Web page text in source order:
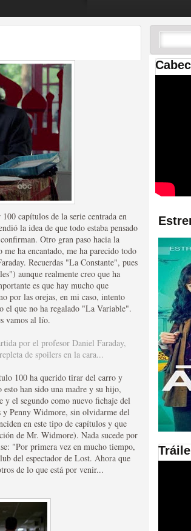
Game
SVOD
superará
capítulos de la serie centrada en
la idea de que todo estaba pensado
Otro gran paso hacia la
ha encantado, me ha parecido todo
Recuerdas "La Constante", pues
aunque realmente creo que ha
es que hay mucho que
por las orejas, en mi caso, intento
el que no ha regalado "La Variable".
vamos al lío.
por el profesor Daniel Faraday,
de spoilers en la cara...
100 ha querido tirar del carro y
han sido una madre y su hijo,
el segundo como nuevo fichaje del
y Penny Widmore, sin olvidarme del
en este tipo de capítulos y que
de Mr. Widmore). Nada sucede por
"Por primera vez en mucho tiempo,
del espectador de Lost. Ahora que
de lo que está por venir...